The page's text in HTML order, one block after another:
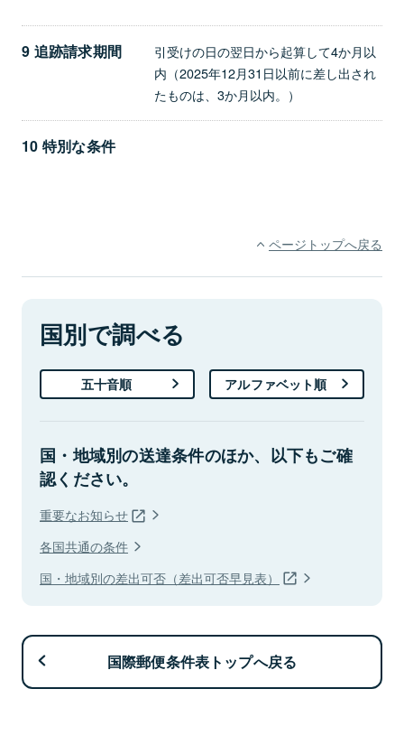
9 追跡請求期間
引受けの日の翌日から起算して4か月以
内（2025年12月31日以前に差し出され
たものは、3か月以内。）
10 特別な条件
ページトップへ戻る
国別で調べる
五十音順 アルファベット順
国・地域別の送達条件のほか、以下もご確
認ください。
重要なお知らせ
各国共通の条件
国・地域別の差出可否（差出可否早見表）
国際郵便条件表トップへ戻る